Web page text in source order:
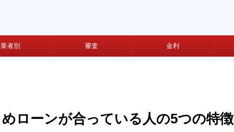
業者別 審査 金利
ローンが合っている人の5つの特徴